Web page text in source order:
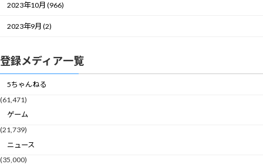
2023年10月 (966)
2023年9月 (2)
登録メディア一覧
5ちゃんねる
(61,471)
ゲーム
(21,739)
ニュース
(35,000)